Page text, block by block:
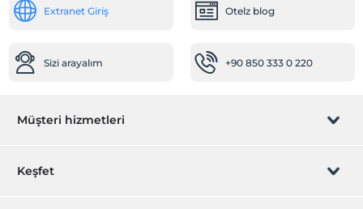
Extranet Giriş Otelz blog
Sizi arayalım +90 850 333 0 220
Müşteri hizmetleri
Rezervasyon yönet
Keşfet